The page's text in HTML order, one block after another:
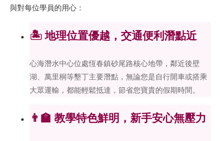
與對每位學員的用心：
🏝️ 地理位置優越，交通便利潛點近
心海潛水中心位處恆春鎮砂尾路核心地帶，鄰近後壁
湖、萬里桐等墾丁主要潛點，無論您是自行開車或搭乘
大眾運輸，都能輕鬆抵達，節省您寶貴的假期時間。
👨‍🏫 教學特色鮮明，新手安心無壓力